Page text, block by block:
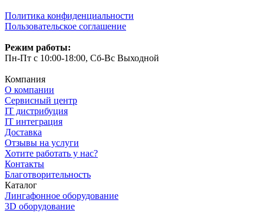
Политика конфиденциальности
Пользовательское соглашение
Режим работы:
Пн-Пт с 10:00-18:00, Сб-Вс Выходной
Компания
О компании
Сервисный центр
IT дистрибуция
IT интеграция
Доставка
Отзывы на услуги
Хотите работать у нас?
Контакты
Благотворительность
Каталог
Лингафонное оборудование
3D оборудование